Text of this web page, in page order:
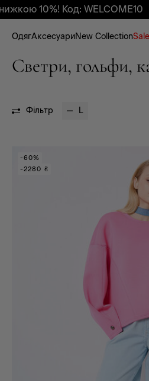
10%! Код: WELCOME10
ОдягАксесуариNew CollectionSale
Светри, гольфи,
Фільтр L
-60%
-2280 ₴